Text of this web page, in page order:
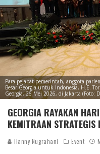
Para pejabat pemerintah, anggota
Besar Georgia untuk Indonesia, H.E.
Georgia, 26 Mei 2026, di Jakarta (Foto:
GEORGIA RAYAKAN
KEMITRAAN STRATEGIS
Hanny Nugrahani Event